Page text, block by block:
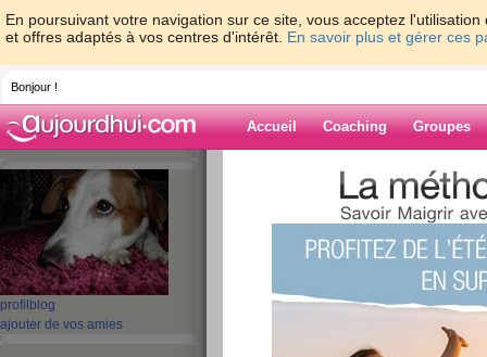
En poursuivant votre navigation sur ce site, vous acceptez
et offres adaptés à vos centres d'intérêt. En savoir plus et gérer ces
Bonjour !
Accueil Coaching Groupes
profil blog
ajouter de vos amies
> croquetteclebart >
Blog de
Bobo mains !